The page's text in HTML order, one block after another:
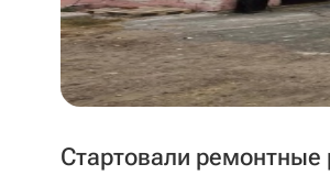
Стартовали